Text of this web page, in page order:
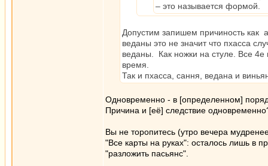
– это называется формой.
Допустим запишем причиность
веданы это не значит что пхасса
веданы. Как ножки на стуле. Все
время.
Так и пхасса, сання, ведана и
Одновременно - в [определенном]
Причина и [её] следствие
Вы не торопитесь (утро вечера
"Все карты на руках": осталось лишь в
"разложить пасьянс".